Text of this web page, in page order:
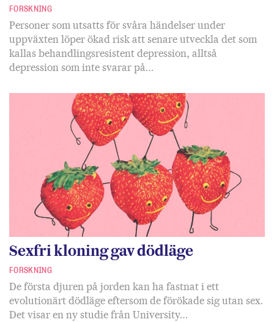
FORSKNING
Personer som utsatts för svåra händelser under
uppväxten löper ökad risk att senare utveckla det som
kallas behandlingsresistent depression, alltså
depression som inte svarar på…
Sexfri kloning gav dödläge
FORSKNING
De första djuren på jorden kan ha fastnat i ett
evolutionärt dödläge eftersom de förökade sig utan sex.
Det visar en ny studie från University…